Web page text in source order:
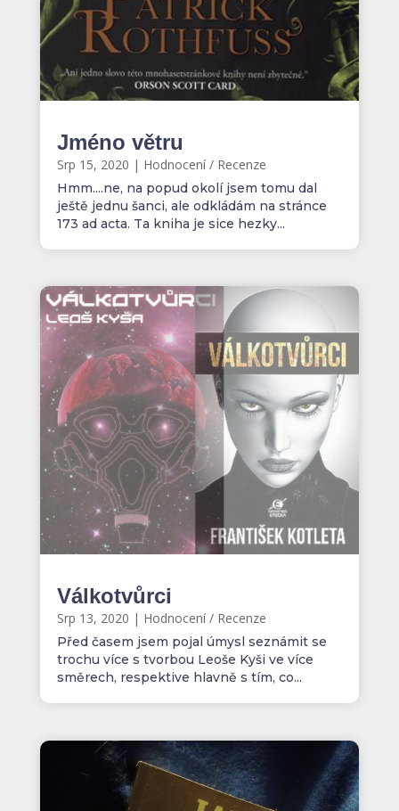
Jméno větru
Srp 15, 2020 | Hodnocení / Recenze
Hmm....ne, na popud okolí jsem tomu dal
ještě jednu šanci, ale odkládám na stránce
173 ad acta. Ta kniha je sice hezky...
Válkotvůrci
Srp 13, 2020 | Hodnocení / Recenze
Před časem jsem pojal úmysl seznámit se
trochu více s tvorbou Leoše Kyši ve více
směrech, respektive hlavně s tím, co...